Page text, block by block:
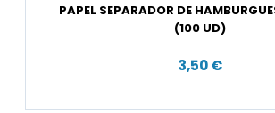
PAPEL SEPARADOR DE
(100 UD)
3,50 €